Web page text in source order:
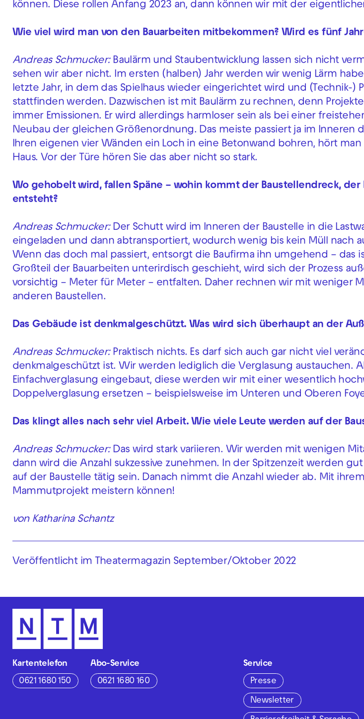
können. Diese rollen Anfang 2023 an, dann können wir mit der
Wie viel wird man von den Bauarbeiten mitbekommen? Wird es fünf
Andreas Schmucker:Baulärm und Staubentwicklung lassen sich nicht
sehen wir aber nicht. Im ersten (halben) Jahr werden wir wenig Lärm
letzte Jahr, in dem das Spielhaus wieder eingerichtet wird und (Technik-)
stattfinden werden. Dazwischen ist mit Baulärm zu rechnen, denn
immer Emissionen. Er wird allerdings harmloser sein als bei einer
Neubau der gleichen Größenordnung. Das meiste passiert ja im Inneren
Ihren eigenen vier Wänden ein Loch in eine Betonwand bohren, hört
Haus. Vor der Türe hören Sie das aber nicht so stark.
Wo gehobelt wird, fallen Späne – wohin kommt der Baustellendreck, der
entsteht?
Andreas Schmucker:Der Schutt wird im Inneren der Baustelle in die
eingeladen und dann abtransportiert, wodurch wenig bis kein Müll nach
Wenn das doch mal passiert, entsorgt die Baufirma ihn umgehend – das
Großteil der Bauarbeiten unterirdisch geschieht, wird sich der Prozess
vorsichtig – Meter für Meter – entfalten. Daher rechnen wir mit weniger
anderen Baustellen.
Das Gebäude ist denkmalgeschützt. Was wird sich überhaupt an der
Andreas Schmucker: Praktisch nichts. Es darf sich auch gar nicht viel
denkmalgeschützt ist. Wir werden lediglich die Verglasung austauchen.
Einfachverglasung eingebaut, diese werden wir mit einer wesentlich
Doppelverglasung ersetzen – beispielsweise im Unteren und Oberen
Das klingt alles nach sehr viel Arbeit. Wie viele Leute werden auf der
Andreas Schmucker: Das wird stark variieren. Wir werden mit wenigen
dann wird die Anzahl sukzessive zunehmen. In der Spitzenzeit werden
auf der Baustelle tätig sein. Danach nimmt die Anzahl wieder ab. Mit
Mammutprojekt meistern können!
von Katharina Schantz
Veröffentlicht im Theatermagazin September/Oktober 2022
Kartentelefon
0621 1680 150
Abo-Service
0621 1680 160
Service
Presse
Newsletter